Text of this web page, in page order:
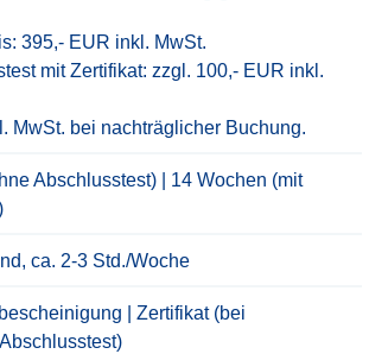
395,- EUR inkl. MwSt.
mit Zertifikat: zzgl. 100,- EUR inkl.
MwSt. bei nachträglicher Buchung.
Abschlusstest) | 14 Wochen (mit
ca. 2-3 Std./Woche
| Zertifikat (bei